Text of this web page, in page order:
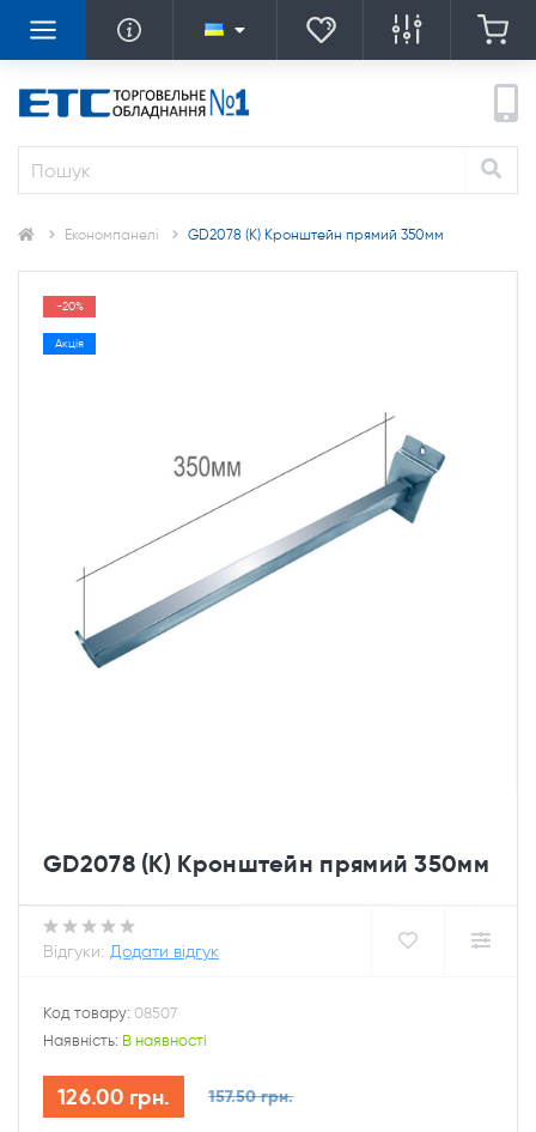
Економпанелі GD2078 (К) Кронштейн прямий 350мм
-20%
Акція
GD2078 (К) Кронштейн прямий 350мм
Відгуки: Додати відгук
Код товару: 08507
Наявність: В наявності
126.00 грн. 157.50 грн.